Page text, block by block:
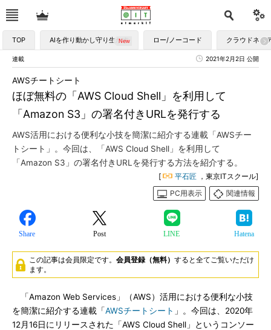
TOP AIを作り動かし守り生かす ロー/ノーコード クラウドネイ
連載 2021年2月2日 公開
ほぼ無料の「AWS Cloud Shell」を利用して
「Amazon S3」の署名付きURLを発行する
AWSチートシート
AWS活用における便利な小技を簡潔に紹介する連載「AWSチー
トシート」。今回は、「AWS Cloud Shell」を利用して
「Amazon S3」の署名付きURLを発行する方法を紹介する。
[ 平石匠 ，東京ITスクール]
PC用表示
関連情報
Share Post LINE Hatena
この記事は会員限定です。 会員登録（無料） すると全てご覧いただけ
ます。
「Amazon Web Services」（AWS）活用における便利な小技
を簡潔に紹介する連載「AWSチートシート 」。今回は、2020年
12月16日にリリースされた「AWS Cloud Shell」というコンソー